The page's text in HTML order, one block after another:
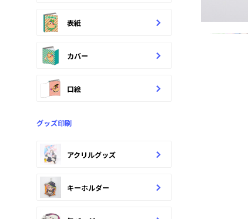
表紙
カバー
口絵
グッズ印刷
アクリルグッズ
キーホルダー